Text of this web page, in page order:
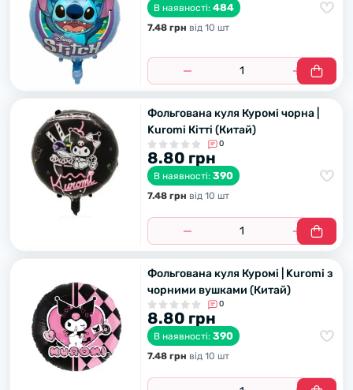
В наявності: 484
7.48 грн вiд 10 шт
Фольгована куля Куромі чорна |
Kuromi Кітті (Китай)
0
8.80 грн
В наявності: 390
7.48 грн вiд 10 шт
Фольгована куля Куромі | Kuromi з
чорними вушками (Китай)
0
8.80 грн
В наявності: 390
7.48 грн вiд 10 шт